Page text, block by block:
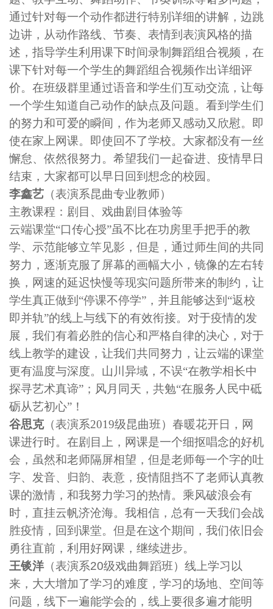
通过针对每一个动作都进行特别详细的讲解，边跳
边讲，从动作路线、节奏、表情到表演风格的描
述，指导学生利用课下时间录制舞蹈组合视频，在
课下针对每一个学生的舞蹈组合视频作出详细评
价。在班级群里通过语音和学生们互动交流，让每
一个学生知道自己动作的缺点及问题。看到学生们
的努力和可爱的瞬间，作为老师又感动又欣慰。即
使在家上网课。即使回不了学校。大家都没有一丝
懈怠、依然很努力。希望我们一起奋进、疫情早日
结束，大家都可以早日回到想念的校园。
李鑫艺 （表演系昆曲专业教师）
主教课程：剧目、戏曲剧目体验等
云端课堂“口传心授”虽不比在功房里手把手的教
学、示范能够立竿见影，但是，通过师生间的共同
努力，逐渐克服了屏幕的画幅大小，镜像的左右转
换，网速的延迟快慢等现实问题所带来的制约，让
学生真正做到“停课不停学”，并且能够达到“返校
即并轨”的线上与线下的有效衔接。对于疫情的发
展，我们有着必胜的信心和严格自律的决心，对于
线上教学的建设，让我们共同努力，让云端的课堂
更有温度与深度。山川异域，不误“在教学相长中
探寻艺术真谛”；风月同天，共勉“在服务人民中砥
砺从艺初心”！
谷思克（表演系2019级昆曲班）春暖花开日，网
课进行时。在剧目上，网课是一个细抠唱念的好机
会，虽然和老师隔屏相望，但是老师每一个字的吐
字、发音、归韵、表意，疫情阻挡不了老师认真教
课的激情，和我努力学习的热情。乘风破浪会有
时，直挂云帆济沧海。我相信，总有一天我们会战
胜疫情，回到课堂。但是在这个期间，我们依旧会
勇往直前，利用好网课，继续进步。
王锬洋 （表演系20级戏曲舞蹈班）线上学习以
来，大大增加了学习的难度，学习的场地、空间等
问题，线下一遍能学会的，线上要很多遍才能明